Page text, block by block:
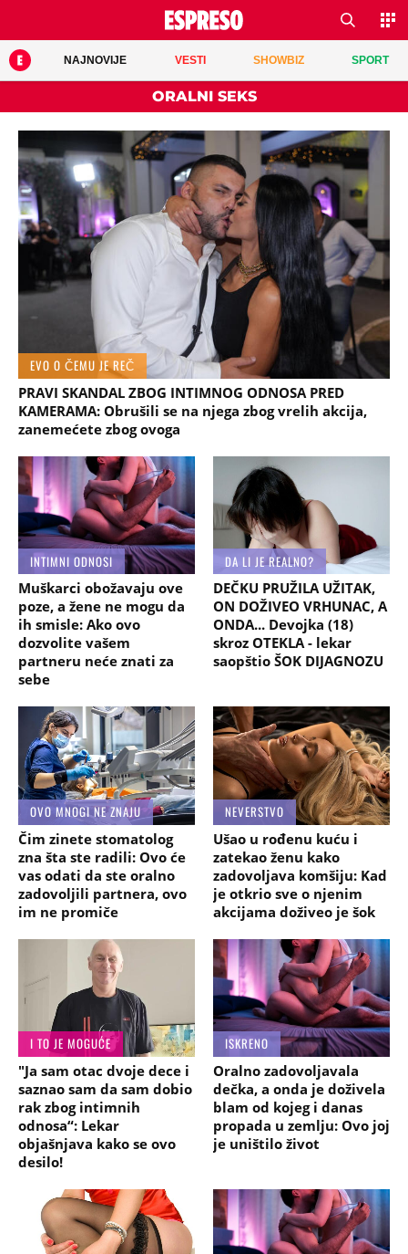
NAJNOVIJE VESTI SHOWBIZ SPORT
ORALNI SEKS
EVO O ČEMU JE REČ
PRAVI SKANDAL ZBOG INTIMNOG ODNOSA PRED
KAMERAMA: Obrušili se na njega zbog vrelih akcija,
zanemećete zbog ovoga
INTIMNI ODNOSI
Muškarci obožavaju ove
poze, a žene ne mogu da
ih smisle: Ako ovo
dozvolite vašem
partneru neće znati za
sebe
DA LI JE REALNO?
DEČKU PRUŽILA UŽITAK,
ON DOŽIVEO VRHUNAC, A
ONDA... Devojka (18)
skroz OTEKLA - lekar
saopštio ŠOK DIJAGNOZU
OVO MNOGI NE ZNAJU
Čim zinete stomatolog
zna šta ste radili: Ovo će
vas odati da ste oralno
zadovoljili partnera, ovo
im ne promiče
NEVERSTVO
Ušao u rođenu kuću i
zatekao ženu kako
zadovoljava komšiju: Kad
je otkrio sve o njenim
akcijama doživeo je šok
I TO JE MOGUĆE
"Ja sam otac dvoje dece i
saznao sam da sam dobio
rak zbog intimnih
odnosa“: Lekar
objašnjava kako se ovo
desilo!
ISKRENO
Oralno zadovoljavala
dečka, a onda je doživela
blam od kojeg i danas
propada u zemlju: Ovo joj
je uništilo život